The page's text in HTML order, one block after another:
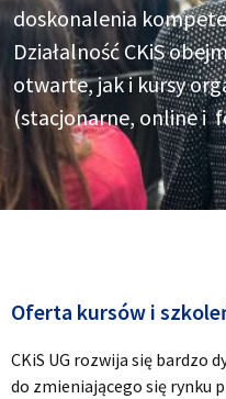
doskonalenia
Działalność CKiS
otwarte, jak i kursy
(stacjonarne, online i
Oferta kursów i
CKiS UG rozwija się bardzo
do zmieniającego się rynku